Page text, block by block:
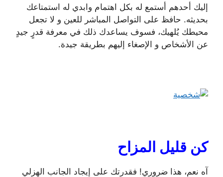
إليك أحدهم أستمع له بكل اهتمام وابدي له استمتاعك
بحديثه. حافظ على التواصل المباشر للعين و لا تجعل
محيطك يُلهيك، فسوف يساعدك ذلك في معرفة قدرٍ جيدٍ
عن الأشخاص و الإصغاء إليهم بطريقة جيدة.
كن قليل المزاح
آه نعم، هذا ضروري! فقدرتك على إيجاد الجانب الهزلي